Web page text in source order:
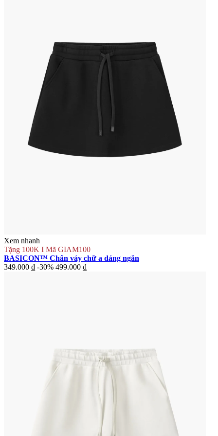
Xem nhanh
Tặng 100K I Mã GIAM100
BASICON™ Chân váy chữ a dáng ngắn
349.000 ₫ -30% 499.000 ₫